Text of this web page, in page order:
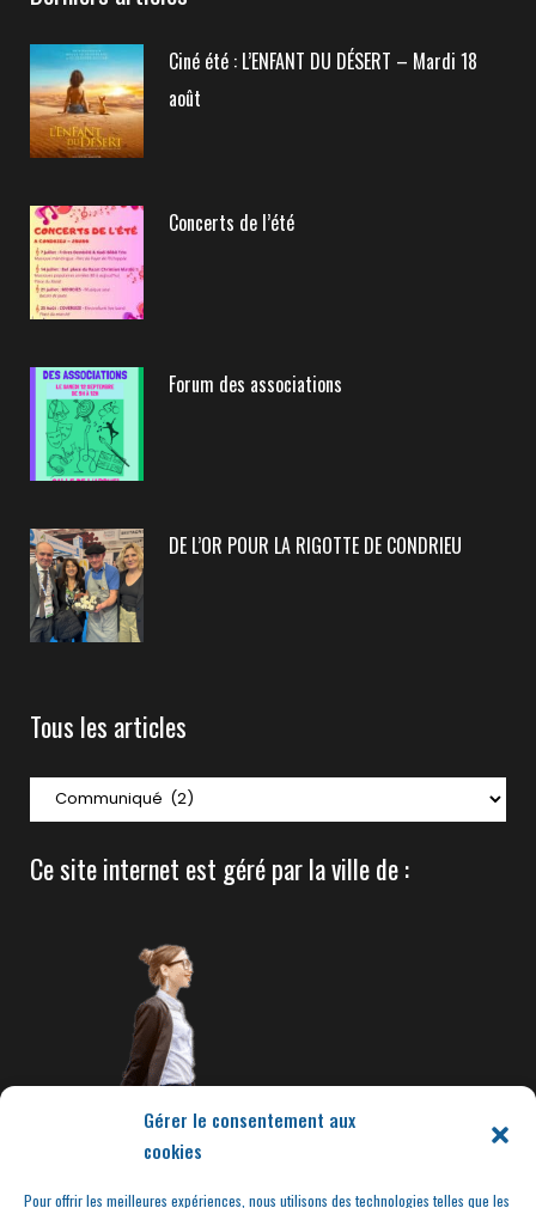
Gérer le consentement aux
cookies
Pour offrir les meilleures expériences, nous utilisons des technologies telles que les
Ciné été : L’ENFANT DU DÉSERT – Mardi 18
août
Concerts de l’été
Forum des associations
DE L’OR POUR LA RIGOTTE DE CONDRIEU
Tous les articles
Tous
les
articles
Ce site internet est géré par la ville de :